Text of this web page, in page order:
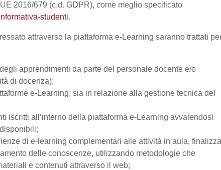
2016/679 (c.d. GDPR), come meglio specificato
studenti.
attraverso la piattaforma e-Learning saranno trattati
apprendimenti da parte del personale docente e/o
di docenza);
e-Learning, sia in relazione alla gestione tecnica del
iscritti all’interno della piattaforma e-Learning avvalendosi
di e-learning complementari alle attività in aula,
delle conoscenze, utilizzando metodologie che
e contenuti attraverso il web;